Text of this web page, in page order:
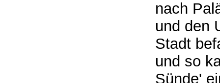
nach
und den
Stadt
und so
Sünde'